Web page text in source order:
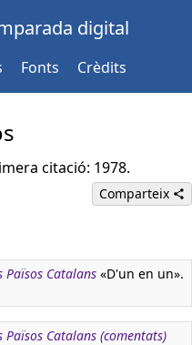
digital
Fonts Crèdits
citació: 1978.
Comparteix
Països Catalans «D'un en un».
Països Catalans (comentats)